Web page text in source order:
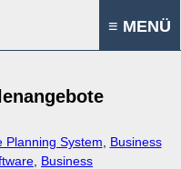
≡ MENÜ
Planning System
Business
Business